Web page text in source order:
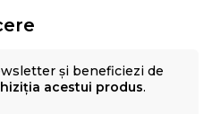
și beneficiezi de
acestui produs.